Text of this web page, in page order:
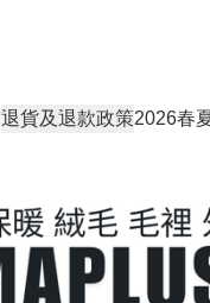
退貨及退款政策2026春